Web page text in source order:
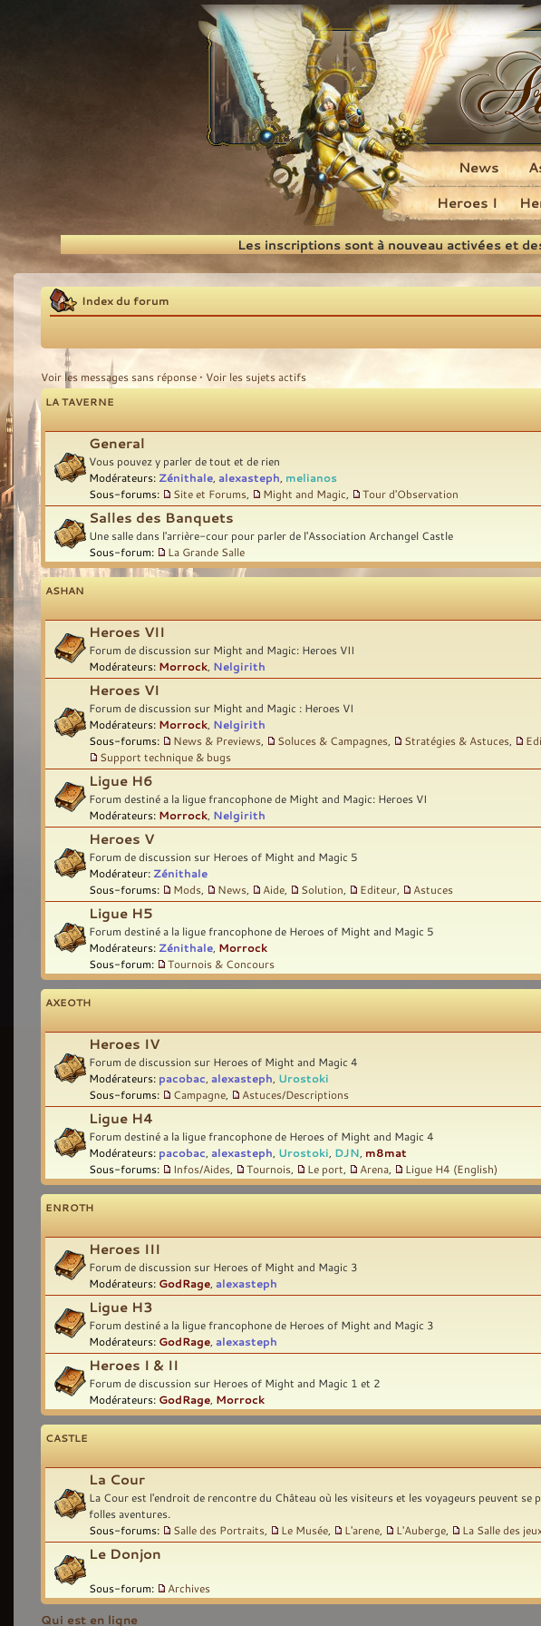
Recherche
Heroes I
News
Les inscriptions sont à nouveau activées et
Index du forum
Voir les messages sans réponse • Voir les sujets actifs
LA TAVERNE
General
Vous pouvez y parler de tout et de rien
Modérateurs: Zénithale alexasteph melianos
Sous-forums:
Site et Forums Might and Magic Tour d'Observation
Salles des Banquets
Une salle dans l'arrière-cour pour parler de l'Association Archangel Castle
Sous-forum:
La Grande Salle
ASHAN
Heroes VII
Forum de discussion sur Might and Magic: Heroes VII
Modérateurs: Morrock Nelgirith
Heroes VI
Forum de discussion sur Might and Magic : Heroes VI
Modérateurs: Morrock Nelgirith
Sous-forums:
News & Previews Soluces & Campagnes Stratégies & Astuces
Support technique & bugs
Ligue H6
Forum destiné a la ligue francophone de Might and Magic: Heroes VI
Modérateurs: Morrock Nelgirith
Heroes V
Forum de discussion sur Heroes of Might and Magic 5
Modérateur: Zénithale
Sous-forums:
Mods News Aide Solution Editeur Astuces
Ligue H5
Forum destiné a la ligue francophone de Heroes of Might and Magic 5
Modérateurs: Zénithale Morrock
Sous-forum:
Tournois & Concours
AXEOTH
Heroes IV
Forum de discussion sur Heroes of Might and Magic 4
Modérateurs: pacobac alexasteph Urostoki
Sous-forums:
Campagne Astuces/Descriptions
Ligue H4
Forum destiné a la ligue francophone de Heroes of Might and Magic 4
Modérateurs: pacobac alexasteph Urostoki DJN m8mat
Sous-forums:
Infos/Aides Tournois Le port Arena Ligue H4 (English)
ENROTH
Heroes III
Forum de discussion sur Heroes of Might and Magic 3
Modérateurs: GodRage alexasteph
Ligue H3
Forum destiné a la ligue francophone de Heroes of Might and Magic 3
Modérateurs: GodRage alexasteph
Heroes I & II
Forum de discussion sur Heroes of Might and Magic 1 et 2
Modérateurs: GodRage Morrock
CASTLE
La Cour
La Cour est l'endroit de rencontre du Château où les visiteurs et les voyageurs peuvent se
folles aventures.
Sous-forums:
Salle des Portraits Le Musée L'arene L'Auberge La Salle des
Le Donjon
Sous-forum: Archives
Qui est en ligne